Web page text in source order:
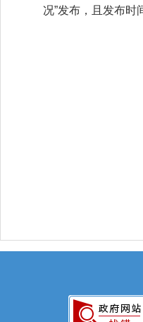
况”发布，且发布时